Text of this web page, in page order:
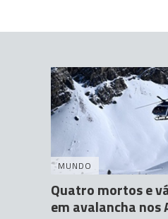
MUNDO
Quatro mortos e
em avalancha nos